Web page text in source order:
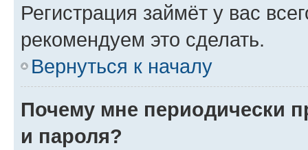
Регистрация займёт у вас
рекомендуем это сделать.
Вернуться к началу
Почему мне периодически
и пароля?